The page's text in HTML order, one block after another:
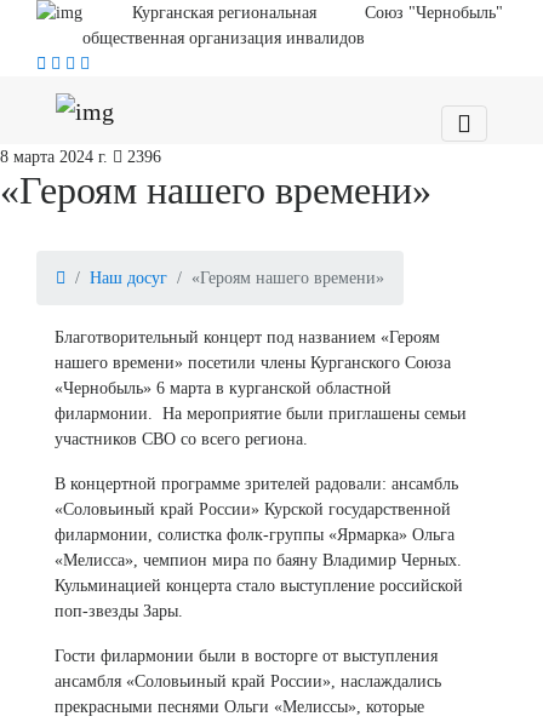
Курганская региональная
общественная организация инвалидов
Союз "Чернобыль"
8 марта 2024 г. 2396
«Героям нашего времени»
Наш досуг «Героям нашего времени»
Благотворительный концерт под названием «Героям
нашего времени» посетили члены Курганского Союза
«Чернобыль» 6 марта в курганской областной
филармонии. На мероприятие были приглашены семьи
участников СВО со всего региона.
В концертной программе зрителей радовали: ансамбль
«Соловьиный край России» Курской государственной
филармонии, солистка фолк-группы «Ярмарка» Ольга
«Мелисса», чемпион мира по баяну Владимир Черных.
Кульминацией концерта стало выступление российской
поп-звезды Зары.
Гости филармонии были в восторге от выступления
ансамбля «Соловьиный край России», наслаждались
прекрасными песнями Ольги «Мелиссы», которые